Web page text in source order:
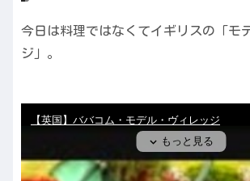
今日は料理ではなくてイギリスの「モ
ジ」。